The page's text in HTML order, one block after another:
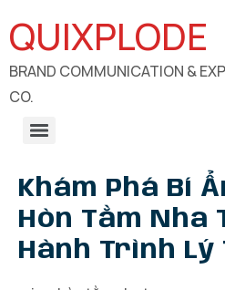
QUIXPLODE
BRAND COMMUNICATION &
CO.
Khám Phá Bí
Hòn Tằm Nha
Hành Trình Lý